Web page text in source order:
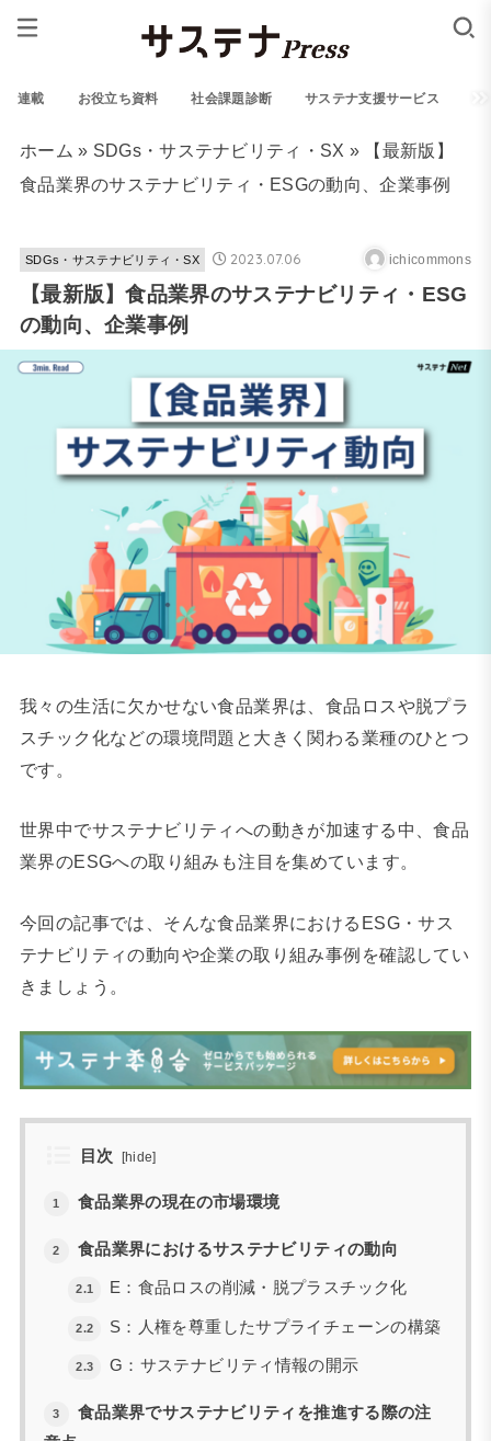
連載 お役立ち資料 社会課題診断 サステナ支援サービス
ホーム » SDGs・サステナビリティ・SX » 【最新版】
食品業界のサステナビリティ・ESGの動向、企業事例
SDGs・サステナビリティ・SX 2023.07.06 ichicommons
【最新版】食品業界のサステナビリティ・ESG
の動向、企業事例
我々の生活に欠かせない食品業界は、食品ロスや脱プラ
スチック化などの環境問題と大きく関わる業種のひとつ
です。
世界中でサステナビリティへの動きが加速する中、食品
業界のESGへの取り組みも注目を集めています。
今回の記事では、そんな食品業界におけるESG・サス
テナビリティの動向や企業の取り組み事例を確認してい
きましょう。
目次 [hide]
1 食品業界の現在の市場環境
2 食品業界におけるサステナビリティの動向
2.1 E：食品ロスの削減・脱プラスチック化
2.2 S：人権を尊重したサプライチェーンの構築
2.3 G：サステナビリティ情報の開示
3
食品業界でサステナビリティを推進する際の注